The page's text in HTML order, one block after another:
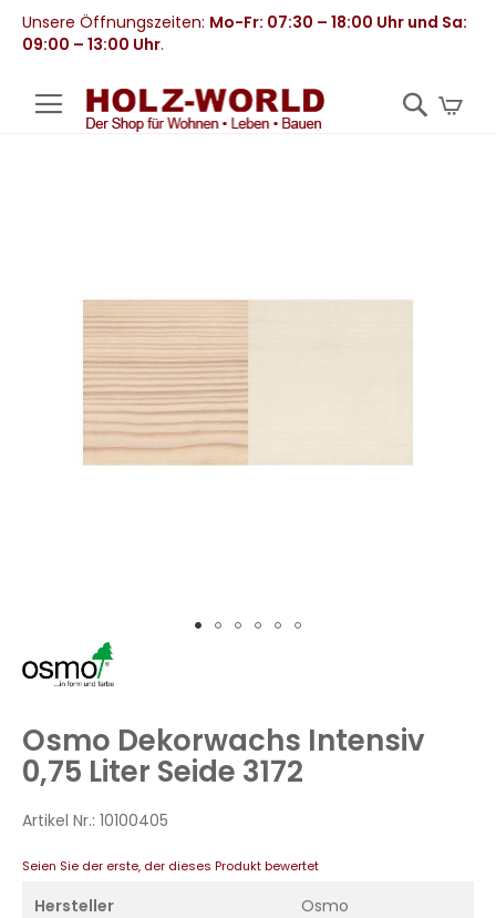
Unsere Öffnungszeiten: Mo-Fr: 07:30 – 18:00 Uhr und Sa:
09:00 – 13:00 Uhr.
Anfang
springen
Osmo Dekorwachs Intensiv
0,75 Liter Seide 3172
Artikel Nr.: 10100405
Seien Sie der erste, der dieses Produkt bewertet
Hersteller Osmo